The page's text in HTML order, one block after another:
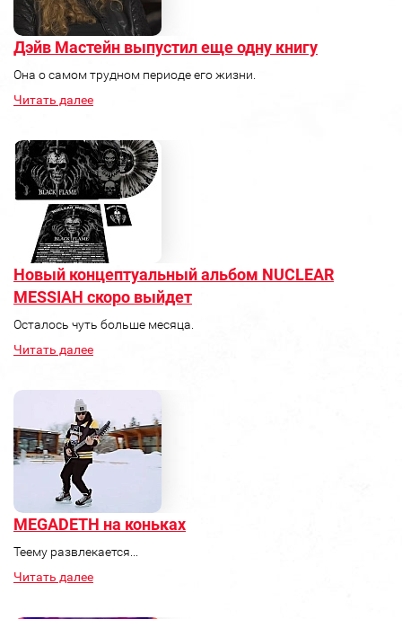
Дэйв Мастейн выпустил еще одну книгу
Она о самом трудном периоде его жизни.
Читать далее
Новый концептуальный альбом NUCLEAR
MESSIAH скоро выйдет
Осталось чуть больше месяца.
Читать далее
MEGADETH на коньках
Теему развлекается...
Читать далее